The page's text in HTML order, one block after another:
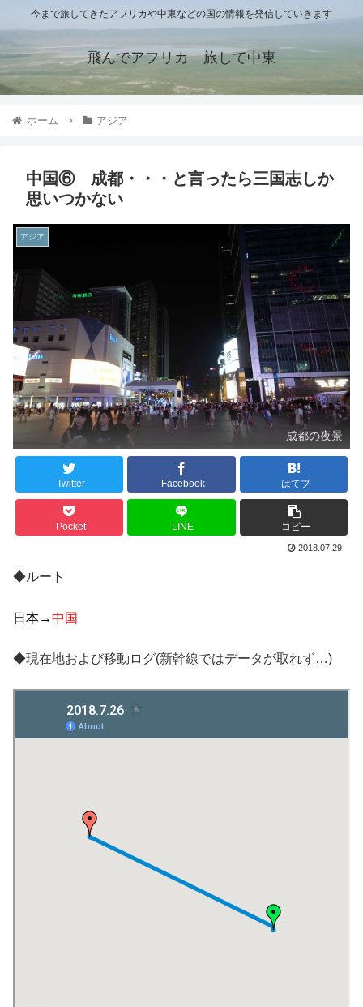
今まで旅してきたアフリカや中東などの国の情報を発信していきます
飛んでアフリカ 旅して中東
ホーム アジア
中国⑥ 成都・・・と言ったら三国志しか
思いつかない
アジア
成都の夜景
Twitter Facebook はてブ
Pocket LINE コピー
2018.07.29
◆ルート
日本→中国
◆現在地および移動ログ(新幹線ではデータが取れず…)